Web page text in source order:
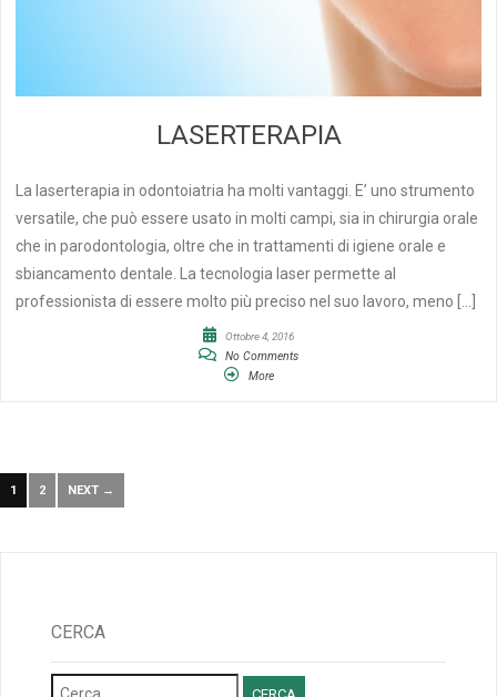
LASERTERAPIA
La laserterapia in odontoiatria ha molti vantaggi. E’ uno strumento
versatile, che può essere usato in molti campi, sia in chirurgia orale
che in parodontologia, oltre che in trattamenti di igiene orale e
sbiancamento dentale. La tecnologia laser permette al
professionista di essere molto più preciso nel suo lavoro, meno […]
Ottobre 4, 2016
No Comments
More
1 2 NEXT →
CERCA
Ricerca